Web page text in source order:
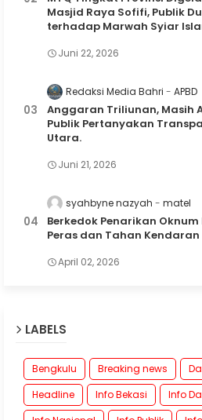
Masjid Raya Sofifi, Publik
terhadap Marwah Syiar
Juni 22, 2026
Redaksi Media Bahri APBD
Anggaran Triliunan, Masih
Publik Pertanyakan
Utara.
Juni 21, 2026
syahbyne nazyah matel
Berkedok Penarikan
Peras dan Tahan
April 02, 2026
LABELS
Bengkulu Breaking news
Headline
Info Bekasi Info